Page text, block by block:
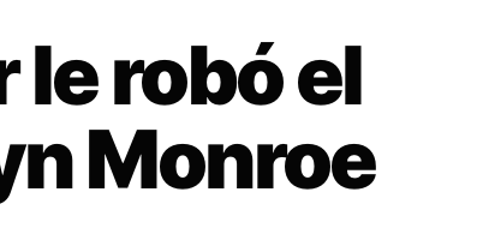
le robó el
Monroe